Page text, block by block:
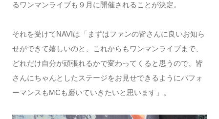
るワンマンライブも９月に開催されることが決定。
それを受けてNAVIは「まずはファンの皆さんに良いお知ら
せができて嬉しいのと、これからもワンマンライブまで、
どれだけ自分が頑張れるかで変わってくると思うので、皆
さんにちゃんとしたステージをお見せできるようにパフォ
ーマンスもMCも磨いていきたいと思います」。